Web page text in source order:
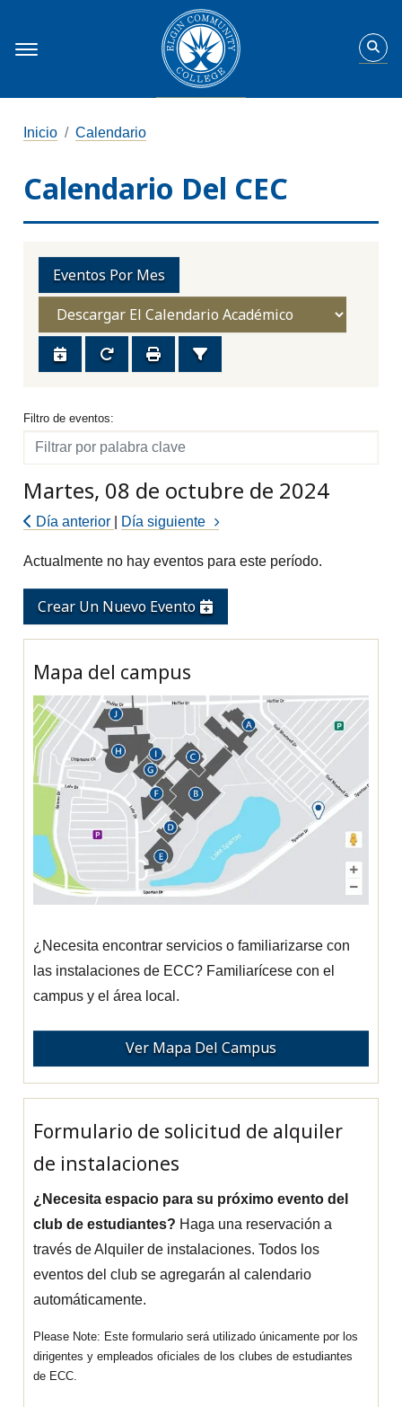
Inicio Calendario
Calendario Del CEC
Eventos Por Mes
Crear Un Nuevo Evento
Mapa del campus
¿Necesita encontrar servicios o familiarizarse con
las instalaciones de ECC? Familiarícese con el
campus y el área local.
Ver Mapa Del Campus
Formulario de solicitud de alquiler
de instalaciones
¿Necesita espacio para su próximo evento del
club de estudiantes? Haga una reservación a
través de Alquiler de instalaciones. Todos los
eventos del club se agregarán al calendario
automáticamente.
Este formulario será utilizado únicamente por los
dirigentes y empleados oficiales de los clubes de estudiantes
de ECC.
Filtro de eventos
Filtro de eventos:
Filtro
Martes, 08 de octubre de 2024
Día anterior Día siguiente
Actualmente no hay eventos para este período.